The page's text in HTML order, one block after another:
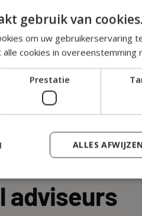
het erg handig zijn om een
kennis van de lokale markt
en gemakkelijk
die van toepassing zijn op
5) Flexibel: Een lokale
onze financiële
en expertise om jou te
adviseurs
gebruik van cookies.
om uw gebruikerservaring
cookies in overeenstemming
Prestatie
ALLES AFWIJZEN